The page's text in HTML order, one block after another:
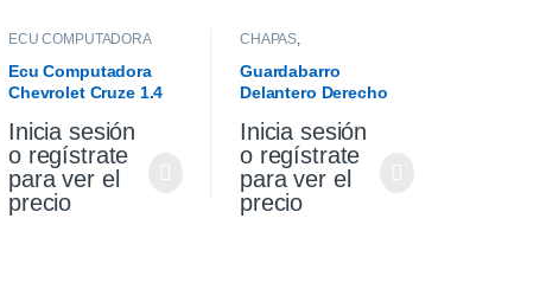
ECU COMPUTADORA
Ecu Computadora
Chevrolet Cruze 1.4
Inicia sesión
o regístrate
para ver el
precio
CHAPAS
Guardabarro
Delantero Derecho
Inicia sesión
o regístrate
para ver el
precio